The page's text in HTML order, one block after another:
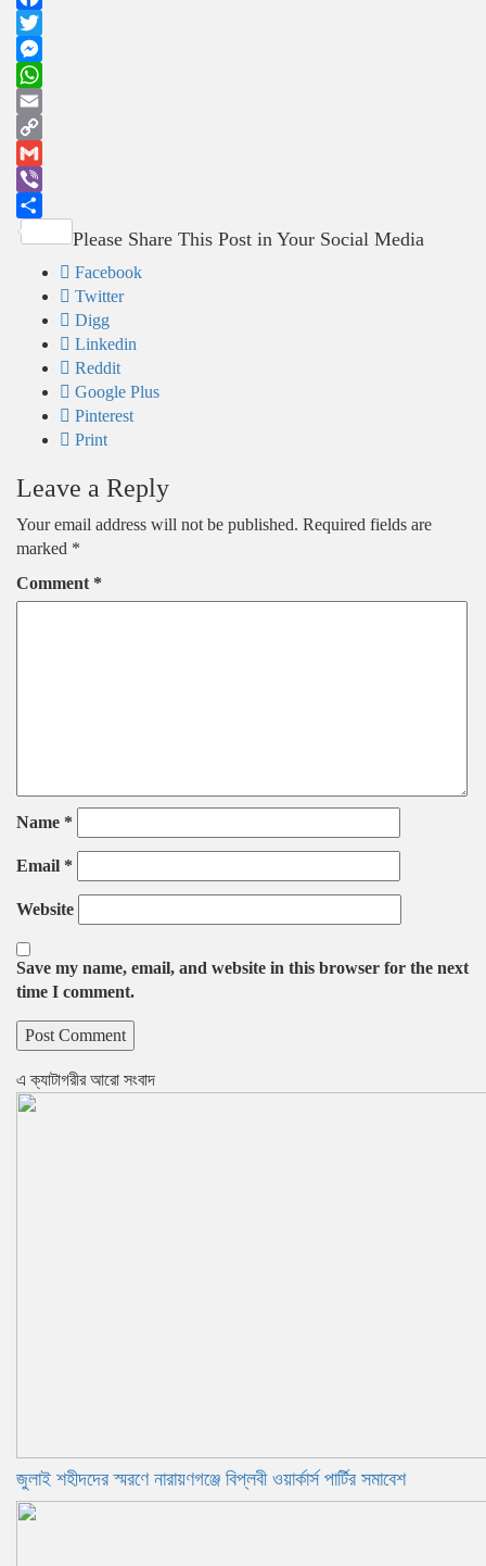
Facebook
Twitter
Messenger
WhatsApp
Email
Copy
Link
Gmail
Viber
Share
Please Share This Post in Your Social Media
Facebook
Twitter
Digg
Linkedin
Reddit
Google Plus
Pinterest
Print
Leave a Reply
Your email address will not be published. Required fields are
marked *
Comment *
Name *
Email *
Website
Save my name, email, and website in this browser for the next
time I comment.
এ ক্যাটাগরীর আরো সংবাদ
জুলাই শহীদদের স্মরণে নারায়ণগঞ্জে বিপ্লবী ওয়ার্কার্স পার্টির সমাবেশ